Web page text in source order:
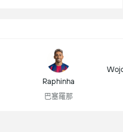
Raphinha
巴塞羅那